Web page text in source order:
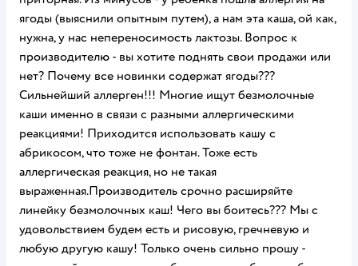
ягоды (выяснили опытным путем), а нам эта каша, ой как,
нужна, у нас непереносимость лактозы. Вопрос к
производителю - вы хотите поднять свои продажи или
нет? Почему все новинки содержат ягоды???
Сильнейший аллерген!!! Многие ищут безмолочные
каши именно в связи с разными аллергическими
реакциями! Приходится использовать кашу с
абрикосом, что тоже не фонтан. Тоже есть
аллергическая реакция, но не такая
выраженная.Производитель срочно расширяйте
линейку безмолочных каш! Чего вы боитесь??? Мы с
удовольствием будем есть и рисовую, гречневую и
любую другую кашу! Только очень сильно прошу -